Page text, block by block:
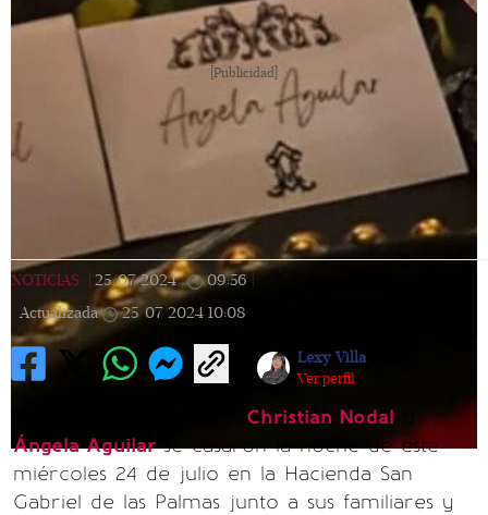
[Publicidad]
NOTICIAS 25/07/2024 | 09:56
Actualizada
25/07/2024 10:08
Lexy Villa
Ver perfil
Christian Nodal
Ángela Aguilarse casaron la noche de este
miércoles 24 de julio en la Hacienda San
Gabriel de las Palmas junto a sus familiares y